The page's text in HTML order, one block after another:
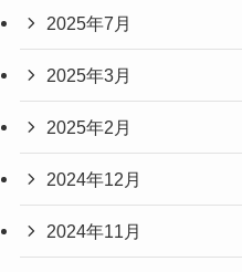
2025年7月
2025年3月
2025年2月
2024年12月
2024年11月